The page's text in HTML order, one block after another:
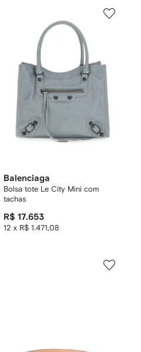
Balenciaga
Bolsa tote Le City Mini com
tachas
R$ 17.653
12 x R$ 1.471,08